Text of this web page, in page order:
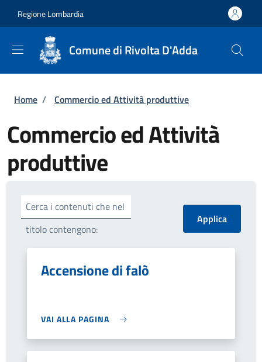
Regione Lombardia
Comune di Rivolta D'Adda
Briciole di pane
Home / Commercio ed Attività produttive
Commercio ed Attività
produttive
Cerca i contenuti che nel
titolo contengono:
Accensione di falò
VAI ALLA PAGINA